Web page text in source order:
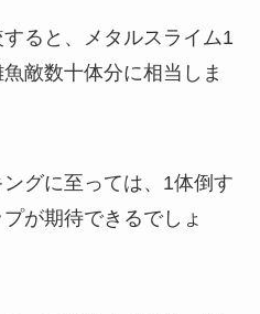
ると、メタルスライム1
敵数十体分に相当しま
グに至っては、1体倒す
が期待できるでしょ